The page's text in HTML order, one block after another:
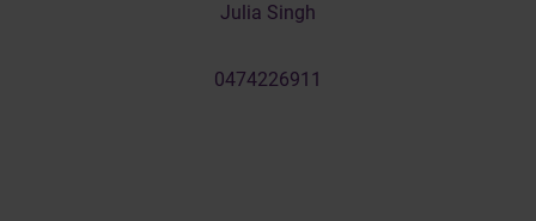
Julia Singh
0474226911